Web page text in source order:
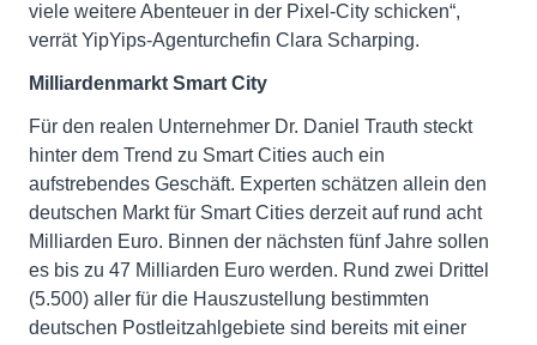
viele weitere Abenteuer in der Pixel-City schicken“,
verrät YipYips-Agenturchefin Clara Scharping.
Milliardenmarkt Smart City
Für den realen Unternehmer Dr. Daniel Trauth steckt
hinter dem Trend zu Smart Cities auch ein
aufstrebendes Geschäft. Experten schätzen allein den
deutschen Markt für Smart Cities derzeit auf rund acht
Milliarden Euro. Binnen der nächsten fünf Jahre sollen
es bis zu 47 Milliarden Euro werden. Rund zwei Drittel
(5.500) aller für die Hauszustellung bestimmten
deutschen Postleitzahlgebiete sind bereits mit einer